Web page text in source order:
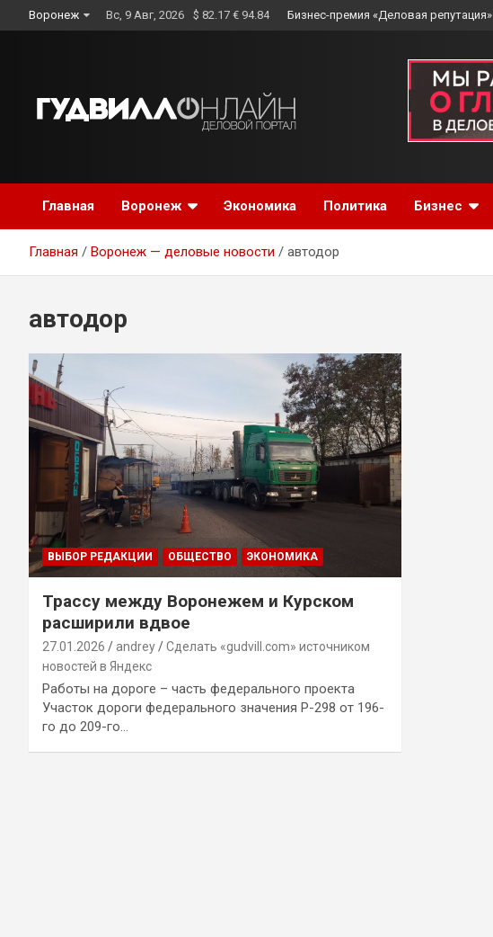
to
Воронеж Вс, 9 Авг, 2026 $ 82.17 € 94.84 Бизнес-премия «Деловая репутация»
Главная Воронеж Экономика Политика Бизнес
Главная Воронеж — деловые новости автодор
автодор
ВЫБОР РЕДАКЦИИ ОБЩЕСТВО ЭКОНОМИКА
Трассу между Воронежем и Курском
расширили вдвое
27.01.2026 andrey
Сделать «gudvill.com» источником
новостей в Яндекс
Работы на дороге – часть федерального проекта
Участок дороги федерального значения Р-298 от 196-
го до 209-го…